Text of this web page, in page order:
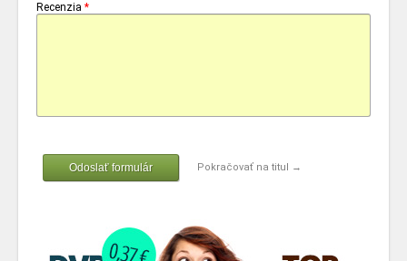
Recenzia *
Odoslať formulár Pokračovať na titul →